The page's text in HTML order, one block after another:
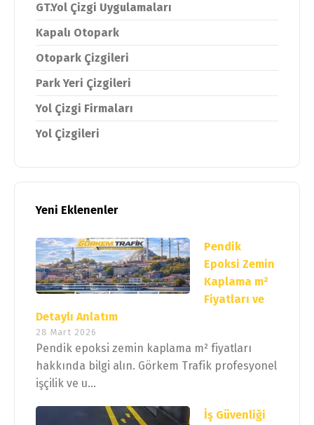
GT.Yol Çizgi Uygulamaları
Kapalı Otopark
Otopark Çizgileri
Park Yeri Çizgileri
Yol Çizgi Firmaları
Yol Çizgileri
Yeni Eklenenler
Pendik
Epoksi Zemin
Kaplama m²
Fiyatları ve
Detaylı Anlatım
28 Mart 2026
Pendik epoksi zemin kaplama m² fiyatları
hakkında bilgi alın. Görkem Trafik profesyonel
işçilik ve u...
İş Güvenliği